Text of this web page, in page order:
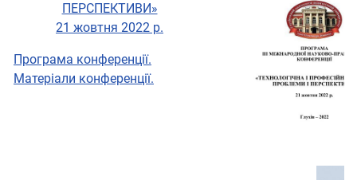
ПЕРСПЕКТИВИ»
21 жовтня 2022 р.
Програма конференції.
Матеріали конференції.